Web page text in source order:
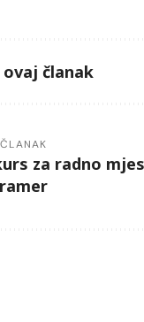
članak
za radno